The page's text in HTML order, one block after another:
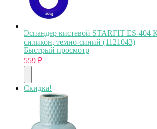
Эспандер кистевой STARFIT ES-404
силикон, темно-синий (1121043)
Быстрый просмотр
559 ₽
Скидка!